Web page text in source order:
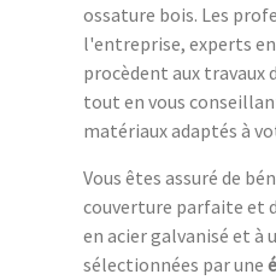
ossature bois. Les
l'entreprise, experts
procèdent aux travaux
tout en vous
matériaux adaptés à
Vous êtes assuré de
couverture parfaite et
en acier galvanisé et à
sélectionnées par une